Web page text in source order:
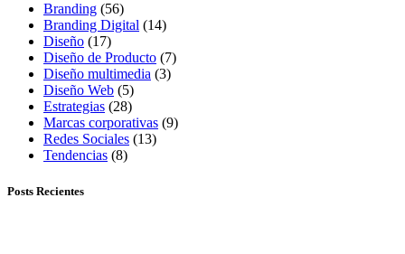
Branding (56)
Branding Digital (14)
Diseño (17)
Diseño de Producto (7)
Diseño multimedia (3)
Diseño Web (5)
Estrategias (28)
Marcas corporativas (9)
Redes Sociales (13)
Tendencias (8)
Posts Recientes